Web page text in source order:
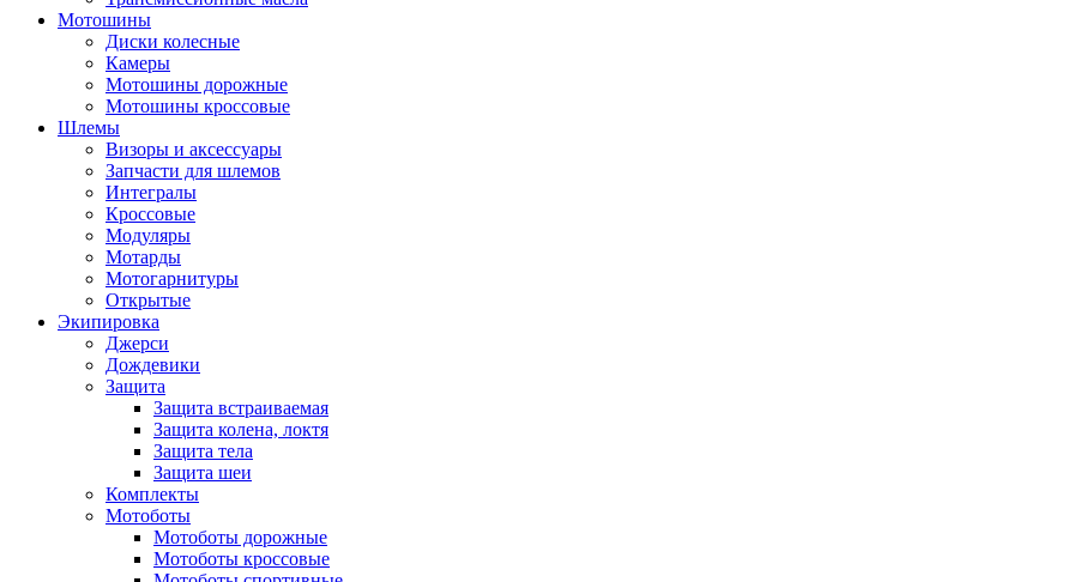
Мотошины
Диски колесные
Камеры
Мотошины дорожные
Мотошины кроссовые
Шлемы
Визоры и аксессуары
Запчасти для шлемов
Интегралы
Кроссовые
Модуляры
Мотарды
Мотогарнитуры
Открытые
Экипировка
Джерси
Дождевики
Защита
Защита встраиваемая
Защита колена, локтя
Защита тела
Защита шеи
Комплекты
Мотоботы
Мотоботы дорожные
Мотоботы кроссовые